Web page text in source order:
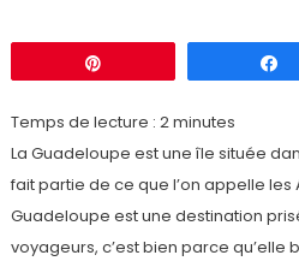
Temps de lecture : 2minutes
La Guadeloupe est une île située
fait partie de ce que l’on appelle les
Guadeloupe est une destination
voyageurs, c’est bien parce qu’elle